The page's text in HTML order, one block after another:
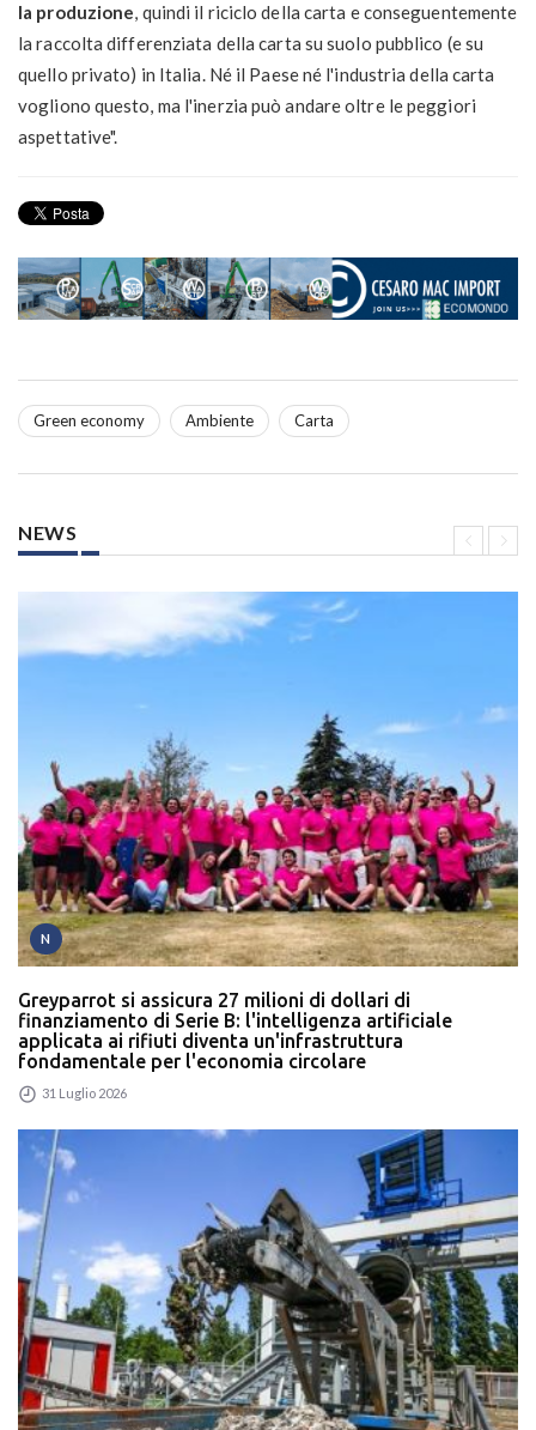
la produzione, quindi il riciclo della carta e conseguentemente
la raccolta differenziata della carta su suolo pubblico (e su
quello privato) in Italia. Né il Paese né l'industria della carta
vogliono questo, ma l'inerzia può andare oltre le peggiori
aspettative".
Green economy Ambiente Carta
NEWS
N
Greyparrot si assicura 27 milioni di dollari di
finanziamento di Serie B: l'intelligenza artificiale
applicata ai rifiuti diventa un'infrastruttura
fondamentale per l'economia circolare
31 Luglio 2026